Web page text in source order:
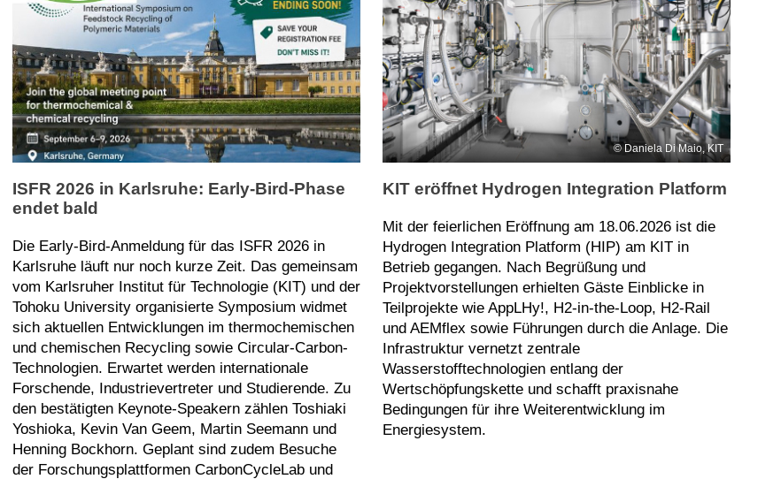
ISFR 2026 in Karlsruhe: Early-Bird-Phase
endet bald
Die Early-Bird-Anmeldung für das ISFR 2026 in
Karlsruhe läuft nur noch kurze Zeit. Das gemeinsam
vom Karlsruher Institut für Technologie (KIT) und der
Tohoku University organisierte Symposium widmet
sich aktuellen Entwicklungen im thermochemischen
und chemischen Recycling sowie Circular-Carbon-
Technologien. Erwartet werden internationale
Forschende, Industrievertreter und Studierende. Zu
den bestätigten Keynote-Speakern zählen Toshiaki
Yoshioka, Kevin Van Geem, Martin Seemann und
Henning Bockhorn. Geplant sind zudem Besuche
der Forschungsplattformen CarbonCycleLab und
Daniela Di Maio, KIT
KIT eröffnet Hydrogen Integration Platform
Mit der feierlichen Eröffnung am 18.06.2026 ist die
Hydrogen Integration Platform (HIP) am KIT in
Betrieb gegangen. Nach Begrüßung und
Projektvorstellungen erhielten Gäste Einblicke in
Teilprojekte wie AppLHy!, H2‑in‑the‑Loop, H2‑Rail
und AEMflex sowie Führungen durch die Anlage. Die
Infrastruktur vernetzt zentrale
Wasserstofftechnologien entlang der
Wertschöpfungskette und schafft praxisnahe
Bedingungen für ihre Weiterentwicklung im
Energiesystem.